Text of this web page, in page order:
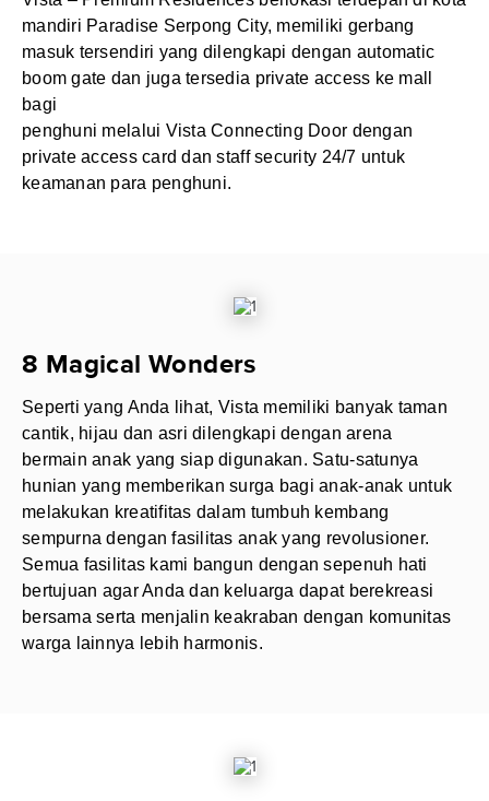
mandiri Paradise Serpong City, memiliki gerbang
masuk tersendiri yang dilengkapi dengan automatic
boom gate dan juga tersedia private access ke mall
bagi
penghuni melalui Vista Connecting Door dengan
private access card dan staff security 24/7 untuk
keamanan para penghuni.
8 Magical Wonders
Seperti yang Anda lihat, Vista memiliki banyak taman
cantik, hijau dan asri dilengkapi dengan arena
bermain anak yang siap digunakan. Satu-satunya
hunian yang memberikan surga bagi anak-anak untuk
melakukan kreatifitas dalam tumbuh kembang
sempurna dengan fasilitas anak yang revolusioner.
Semua fasilitas kami bangun dengan sepenuh hati
bertujuan agar Anda dan keluarga dapat berekreasi
bersama serta menjalin keakraban dengan komunitas
warga lainnya lebih harmonis.